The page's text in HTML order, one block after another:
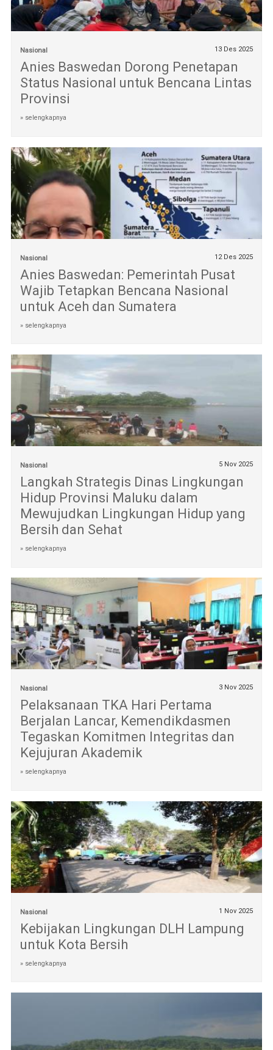
Nasional 13 Des 2025
Anies Baswedan Dorong Penetapan
Status Nasional untuk Bencana Lintas
Provinsi
» selengkapnya
Nasional 12 Des 2025
Anies Baswedan: Pemerintah Pusat
Wajib Tetapkan Bencana Nasional
untuk Aceh dan Sumatera
» selengkapnya
Nasional 5 Nov 2025
Langkah Strategis Dinas Lingkungan
Hidup Provinsi Maluku dalam
Mewujudkan Lingkungan Hidup yang
Bersih dan Sehat
» selengkapnya
Nasional 3 Nov 2025
Pelaksanaan TKA Hari Pertama
Berjalan Lancar, Kemendikdasmen
Tegaskan Komitmen Integritas dan
Kejujuran Akademik
» selengkapnya
Nasional 1 Nov 2025
Kebijakan Lingkungan DLH Lampung
untuk Kota Bersih
» selengkapnya